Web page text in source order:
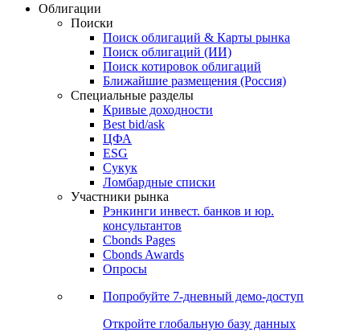
Облигации
Поиски
Поиск облигаций & Карты рынка
Поиск облигаций (ИИ)
Поиск котировок облигаций
Ближайшие размещения (Россия)
Специальные разделы
Кривые доходности
Best bid/ask
ЦФА
ESG
Сукук
Ломбардные списки
Участники рынка
Рэнкинги инвест. банков и юр.
консультантов
Cbonds Pages
Cbonds Awards
Опросы
Попробуйте 7-дневный демо-доступ
Откройте глобальную базу данных